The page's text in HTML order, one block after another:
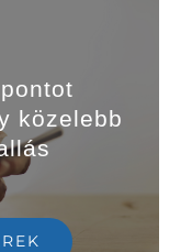
közelebb